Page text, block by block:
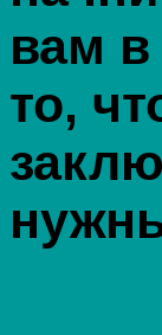
вам в
то,